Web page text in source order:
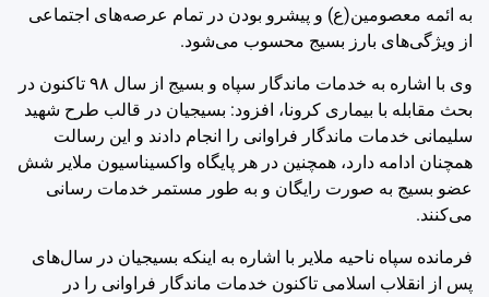
به ائمه معصومین(ع) و پیشرو بودن در تمام عرصه‌های اجتماعی
از ویژگی‌های بارز بسیج محسوب می‌شود.
وی با اشاره به خدمات ماندگار سپاه و بسیج از سال ۹۸ تاکنون در
بحث مقابله با بیماری کرونا، افزود: بسیجیان در قالب طرح شهید
سلیمانی خدمات ماندگار فراوانی را انجام دادند و این رسالت
همچنان ادامه دارد، همچنین در هر پایگاه واکسیناسیون ملایر شش
عضو بسیج به صورت رایگان و به طور مستمر خدمات رسانی
می‌کنند.
فرمانده سپاه ناحیه ملایر با اشاره به اینکه بسیجیان در سال‌های
پس از انقلاب اسلامی تاکنون خدمات ماندگار فراوانی را در